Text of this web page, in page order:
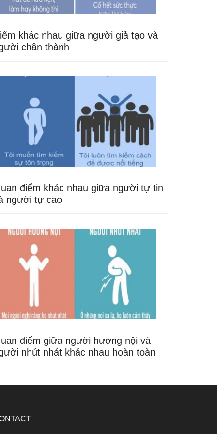
khác nhau giữa người giả tạo và
chân thành
điểm khác nhau giữa người tự tin
người tự cao
điểm giữa người hướng nội và
nhút nhát khác nhau hoàn toàn